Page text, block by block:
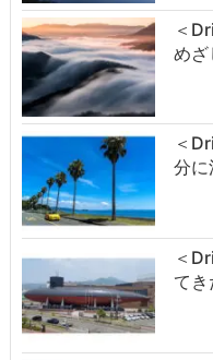
＜
め
＜
分に
＜
て